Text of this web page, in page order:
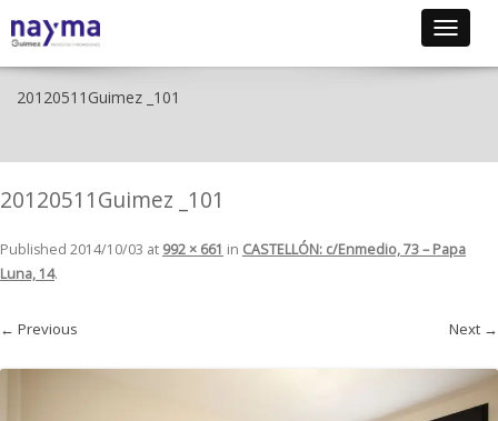
Toggle
20120511Guimez _101
20120511Guimez _101
Published 2014/10/03 at 992 × 661 in CASTELLÓN: c/Enmedio, 73 – Papa
Luna, 14.
← Previous Next →